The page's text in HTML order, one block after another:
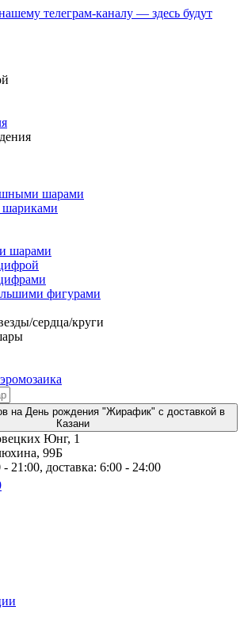
телеграм-каналу — здесь будут
шарами
шариками
шарами
фигурами
сердца/круги
Юнг, 1
99Б
21:00, доставка: 6:00 - 24:00